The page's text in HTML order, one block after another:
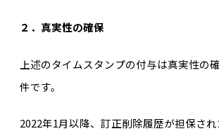
２．真実性の確保
上述のタイムスタンプの付与は真実性の
件です。
2022年1月以降、訂正削除履歴が担保さ